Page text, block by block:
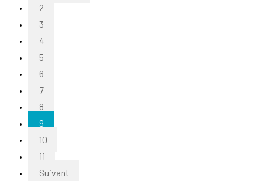
2
3
4
5
6
7
8
9
10
11
Suivant